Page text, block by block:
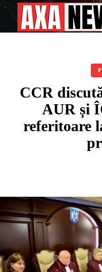
CCR
AUR și
referitoare